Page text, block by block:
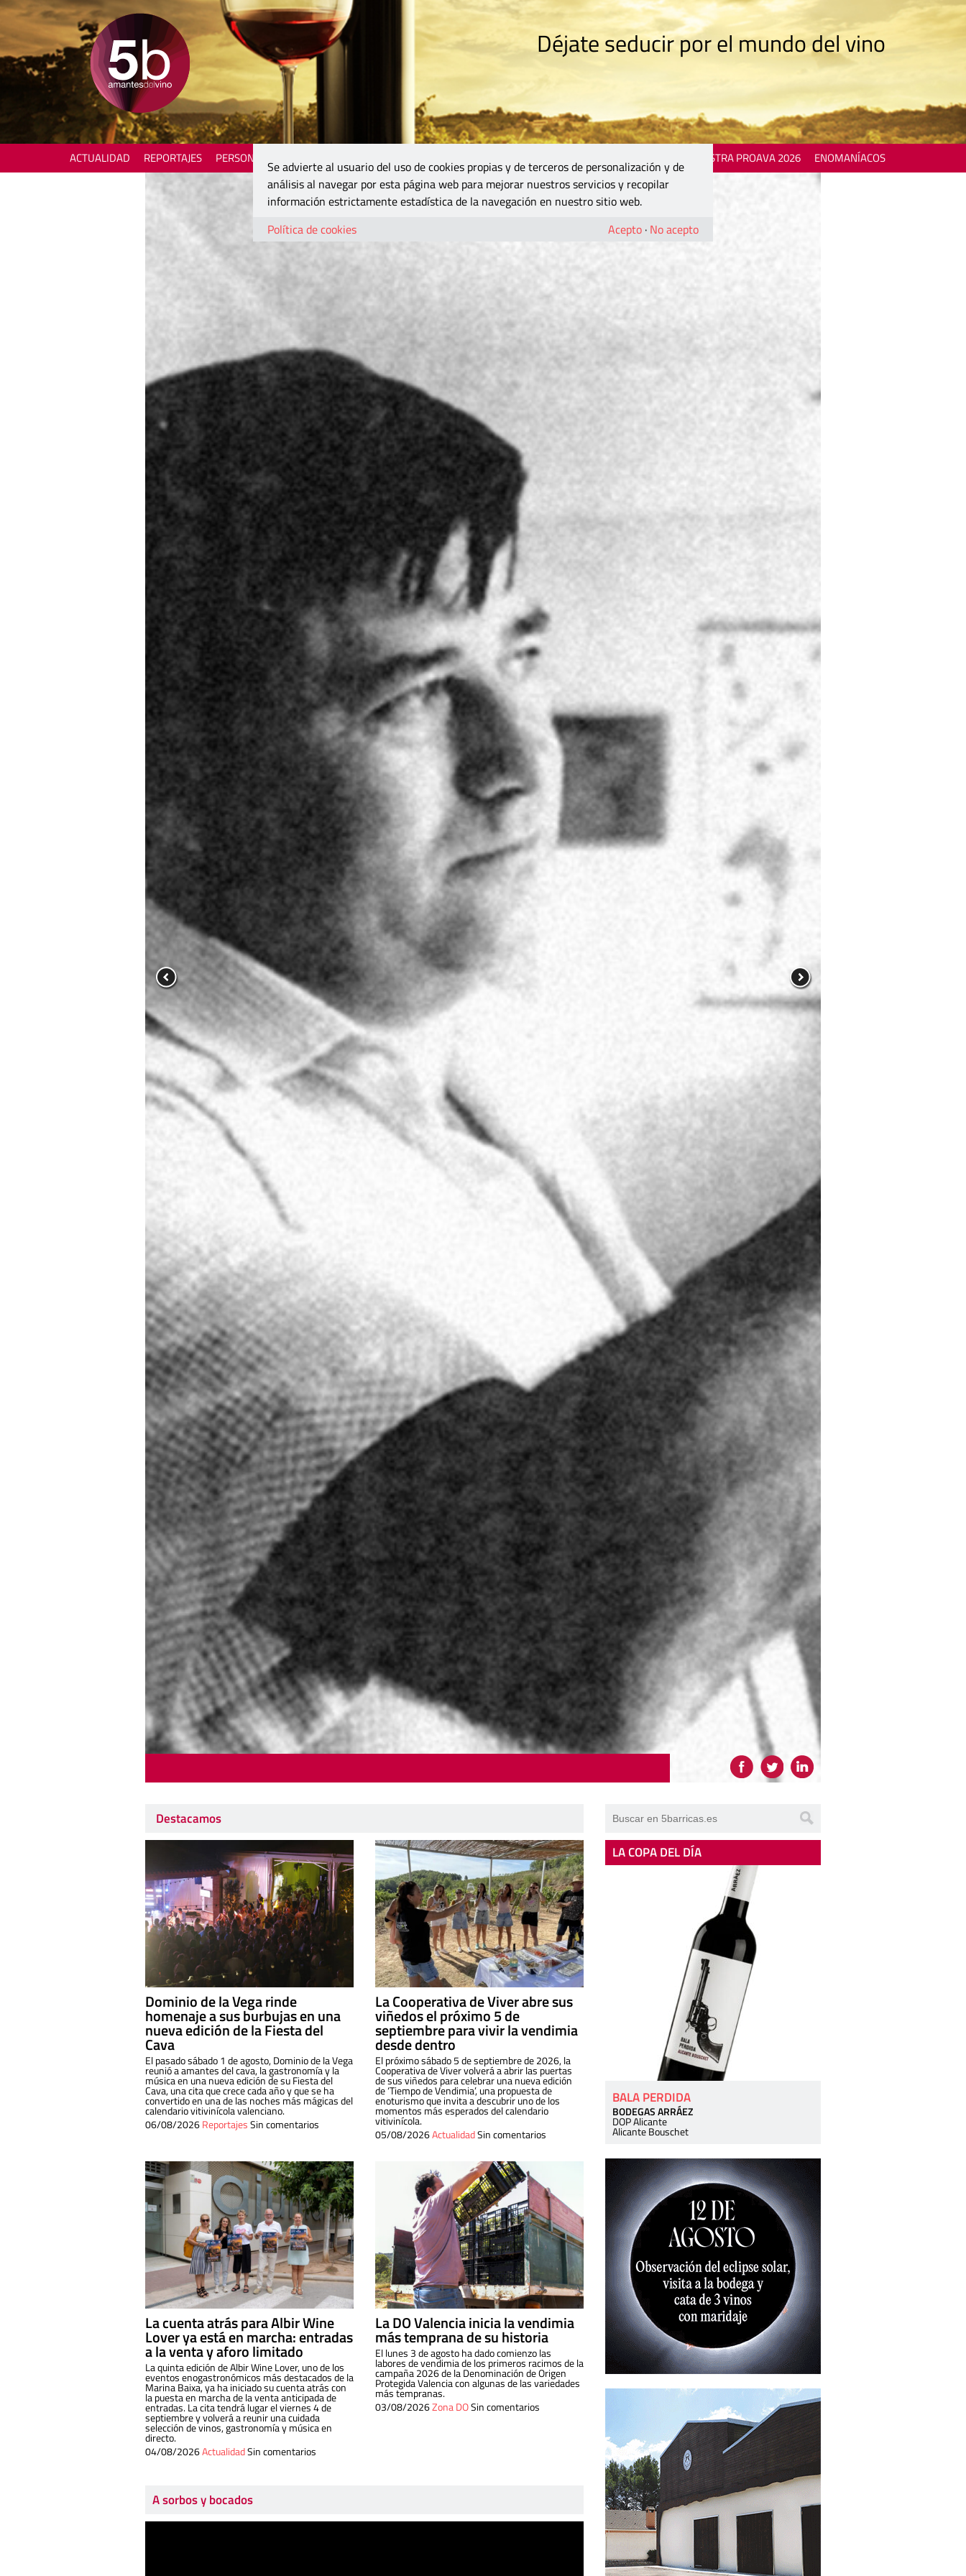
Déjate seducir por el mundo del vino
ACTUALIDAD REPORTAJES PERSONAJES MOSTRA PROAVA 2026 ENOMANÍACOS
Destacamos
Dominio de la Vega rinde
homenaje a sus burbujas en una
nueva edición de la Fiesta del
Cava
El pasado sábado 1 de agosto, Dominio de la Vega
reunió a amantes del cava, la gastronomía y la
música en una nueva edición de su Fiesta del
Cava, una cita que crece cada año y que se ha
convertido en una de las noches más mágicas del
calendario vitivinícola valenciano.
06/08/2026ReportajesSin comentarios
La Cooperativa de Viver abre sus
viñedos el próximo 5 de
septiembre para vivir la vendimia
desde dentro
El próximo sábado 5 de septiembre de 2026, la
Cooperativa de Viver volverá a abrir las puertas
de sus viñedos para celebrar una nueva edición
de ‘Tiempo de Vendimia’, una propuesta de
enoturismo que invita a descubrir uno de los
momentos más esperados del calendario
vitivinícola.
05/08/2026ActualidadSin comentarios
La cuenta atrás para Albir Wine
Lover ya está en marcha: entradas
a la venta y aforo limitado
La quinta edición de Albir Wine Lover, uno de los
eventos enogastronómicos más destacados de la
Marina Baixa, ya ha iniciado su cuenta atrás con
la puesta en marcha de la venta anticipada de
entradas. La cita tendrá lugar el viernes 4 de
septiembre y volverá a reunir una cuidada
selección de vinos, gastronomía y música en
directo.
04/08/2026ActualidadSin comentarios
La DO Valencia inicia la vendimia
más temprana de su historia
El lunes 3 de agosto ha dado comienzo las
labores de vendimia de los primeros racimos de la
campaña 2026 de la Denominación de Origen
Protegida Valencia con algunas de las variedades
más tempranas.
03/08/2026Zona DOSin comentarios
A sorbos y bocados
LA COPA DEL DÍA
BALA PERDIDA
BODEGAS ARRÁEZ
DOP Alicante
Alicante Bouschet
Se advierte al usuario del uso de cookies propias y de terceros de personalización y de
análisis al navegar por esta página web para mejorar nuestros servicios y recopilar
información estrictamente estadística de la navegación en nuestro sitio web.
Política de cookies
Acepto · No acepto